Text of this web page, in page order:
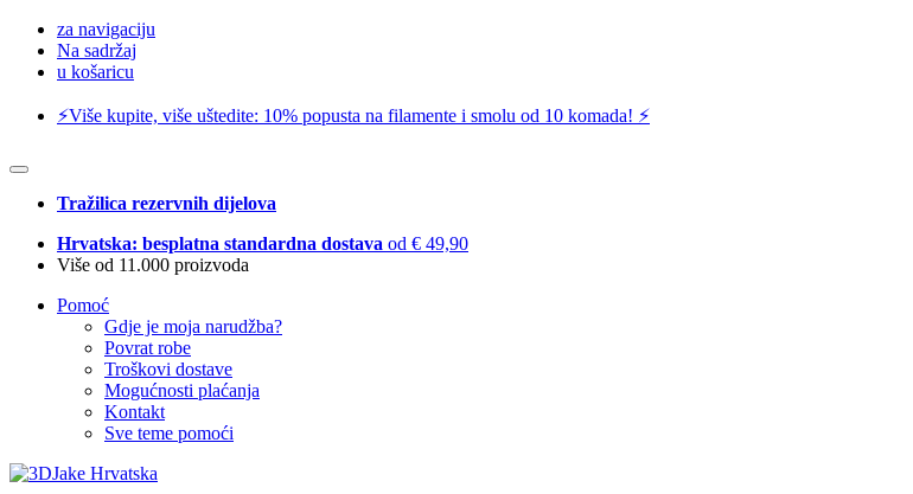
za navigaciju
Na sadržaj
u košaricu
⚡️Više kupite, više uštedite: 10% popusta na filamente i smolu od 10 komada! ⚡️
Tražilica rezervnih dijelova
Hrvatska: besplatna standardna dostava od € 49,90
Više od 11.000 proizvoda
Pomoć
Gdje je moja narudžba?
Povrat robe
Troškovi dostave
Mogućnosti plaćanja
Kontakt
Sve teme pomoći